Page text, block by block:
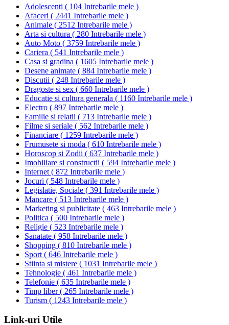
Adolescenti ( 104 Intrebarile mele )
Afaceri ( 2441 Intrebarile mele )
Animale ( 2512 Intrebarile mele )
Arta si cultura ( 280 Intrebarile mele )
Auto Moto ( 3759 Intrebarile mele )
Cariera ( 541 Intrebarile mele )
Casa si gradina ( 1605 Intrebarile mele )
Desene animate ( 884 Intrebarile mele )
Discutii ( 248 Intrebarile mele )
Dragoste si sex ( 660 Intrebarile mele )
Educatie si cultura generala ( 1160 Intrebarile mele )
Electro ( 897 Intrebarile mele )
Familie si relatii ( 713 Intrebarile mele )
Filme si seriale ( 562 Intrebarile mele )
Financiare ( 1259 Intrebarile mele )
Frumusete si moda ( 610 Intrebarile mele )
Horoscop si Zodii ( 637 Intrebarile mele )
Imobiliare si constructii ( 594 Intrebarile mele )
Internet ( 872 Intrebarile mele )
Jocuri ( 548 Intrebarile mele )
Legislatie, Sociale ( 391 Intrebarile mele )
Mancare ( 513 Intrebarile mele )
Marketing si publicitate ( 463 Intrebarile mele )
Politica ( 500 Intrebarile mele )
Religie ( 523 Intrebarile mele )
Sanatate ( 958 Intrebarile mele )
Shopping ( 810 Intrebarile mele )
Sport ( 646 Intrebarile mele )
Stiinta si mistere ( 1031 Intrebarile mele )
Tehnologie ( 461 Intrebarile mele )
Telefonie ( 635 Intrebarile mele )
Timp liber( 265 Intrebarile mele )
Turism ( 1243 Intrebarile mele )
Link-uri Utile